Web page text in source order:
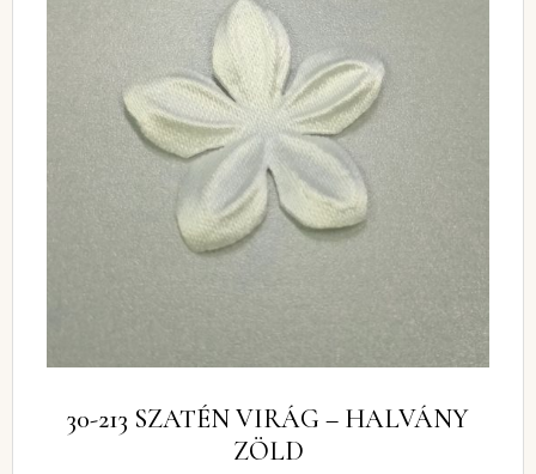
30-213 SZATÉN VIRÁG – HALVÁNY
ZÖLD